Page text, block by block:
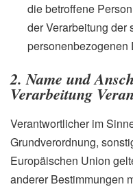
die betroffene
der Verarbeitung der
personenbezogenen
2. Name und
Verarbeitung
Verantwortlicher im
Grundverordnung,
Europäischen Union
anderer Bestimmungen